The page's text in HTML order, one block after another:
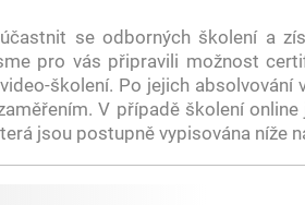
se odborných školení a
pro vás připravili možnost
školení. Po jejich
V případě školení
jsou postupně vypisována níže